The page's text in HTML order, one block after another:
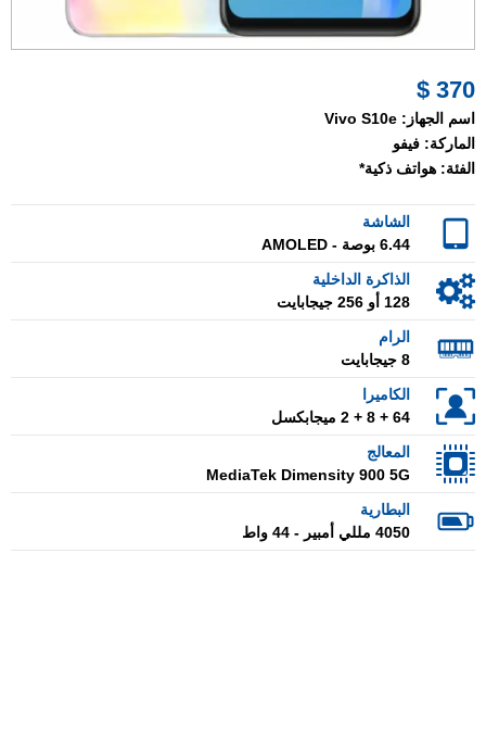
370 $
اسم الجهاز: Vivo S10e
الماركة: فيفو
الفئة: هواتف ذكية*
الشاشة
6.44 بوصة - AMOLED
الذاكرة الداخلية
128 أو 256 جيجابايت
الرام
8 جيجابايت
الكاميرا
64 + 8 + 2 ميجابكسل
المعالج
MediaTek Dimensity 900 5G
البطارية
4050 مللي أمبير - 44 واط